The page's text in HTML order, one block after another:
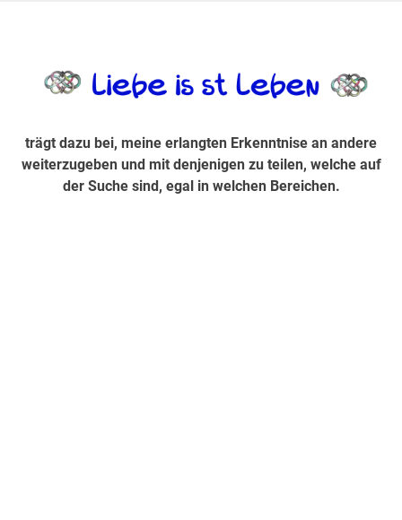
Suche sind, egal in welchen Bereichen.
trägt dazu bei, meine erlangten Erkenntnise an andere
weiterzugeben und mit denjenigen zu teilen, welche auf
der Suche sind, egal in welchen Bereichen.